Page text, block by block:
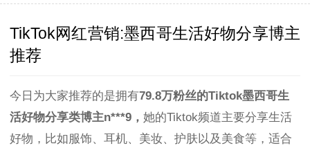
TikTok网红营销:墨西哥生活好物分享博主
推荐
今日为大家推荐的是拥有79.8万粉丝的Tiktok墨西哥生
活好物分享类博主n***9， 她的Tiktok频道主要分享生活
好物，比如服饰、耳机、美妆、护肤以及美食等，适合